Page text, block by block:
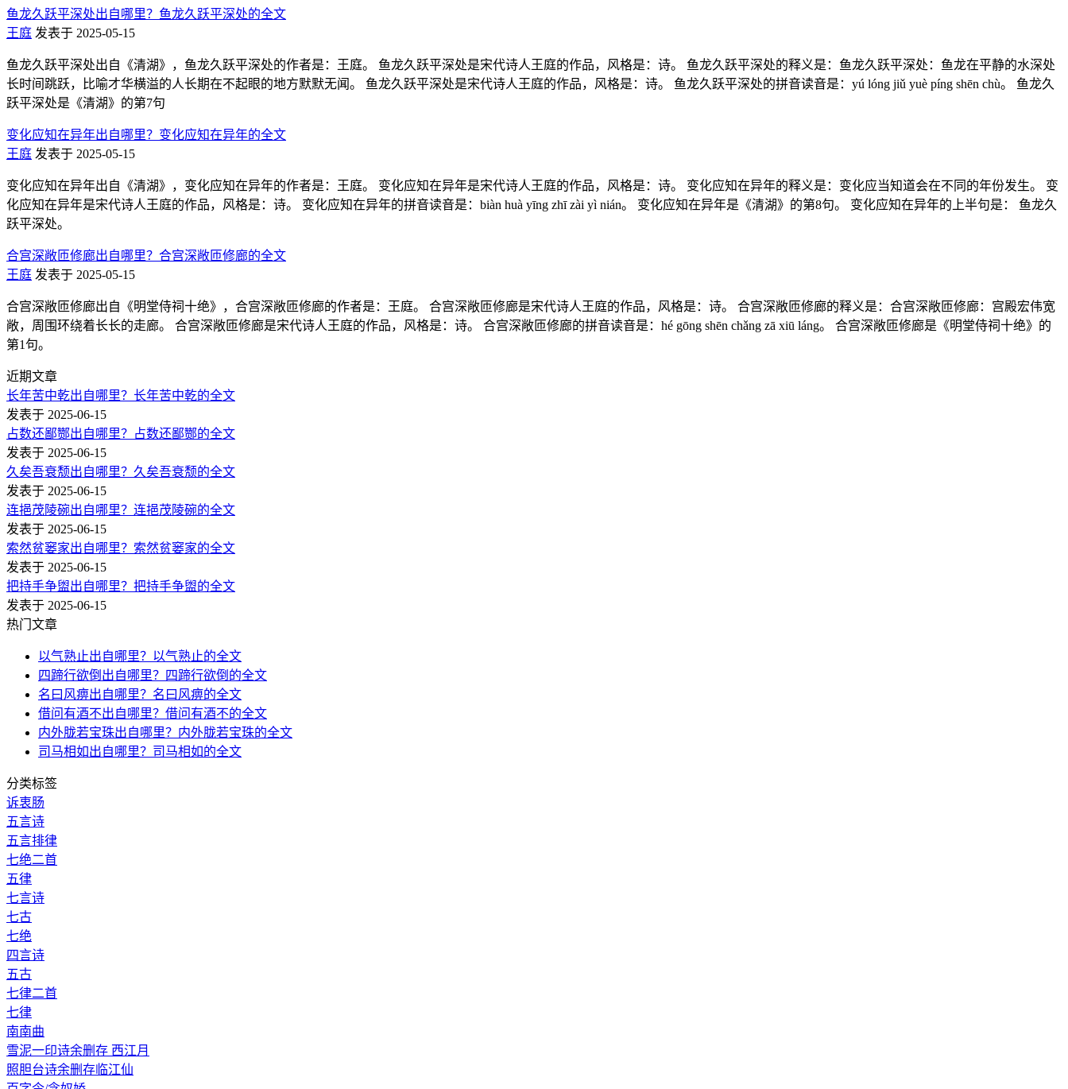
鱼龙久跃平深处出自哪里？鱼龙久跃平深处的全文
王庭 发表于 2025-05-15
鱼龙久跃平深处出自《清湖》，鱼龙久跃平深处的作者是：王庭。 鱼龙久跃平深处是宋代诗人王庭的作品，风格是：诗。 鱼龙久跃平深处的释义是：鱼龙久跃平深处：鱼龙在平静的水深处
长时间跳跃，比喻才华横溢的人长期在不起眼的地方默默无闻。 鱼龙久跃平深处是宋代诗人王庭的作品，风格是：诗。 鱼龙久跃平深处的拼音读音是：yú lóng jiǔ yuè píng shēn chù。 鱼龙久
跃平深处是《清湖》的第7句
变化应知在异年出自哪里？变化应知在异年的全文
王庭 发表于 2025-05-15
变化应知在异年出自《清湖》，变化应知在异年的作者是：王庭。 变化应知在异年是宋代诗人王庭的作品，风格是：诗。 变化应知在异年的释义是：变化应当知道会在不同的年份发生。 变
化应知在异年是宋代诗人王庭的作品，风格是：诗。 变化应知在异年的拼音读音是：biàn huà yīng zhī zài yì nián。 变化应知在异年是《清湖》的第8句。 变化应知在异年的上半句是： 鱼龙久
跃平深处。
合宫深敞匝修廊出自哪里？合宫深敞匝修廊的全文
王庭 发表于 2025-05-15
合宫深敞匝修廊出自《明堂侍祠十绝》，合宫深敞匝修廊的作者是：王庭。 合宫深敞匝修廊是宋代诗人王庭的作品，风格是：诗。 合宫深敞匝修廊的释义是：合宫深敞匝修廊：宫殿宏伟宽
敞，周围环绕着长长的走廊。 合宫深敞匝修廊是宋代诗人王庭的作品，风格是：诗。 合宫深敞匝修廊的拼音读音是：hé gōng shēn chǎng zā xiū láng。 合宫深敞匝修廊是《明堂侍祠十绝》的
第1句。
近期文章
长年苦中乾出自哪里？长年苦中乾的全文
发表于 2025-06-15
占数还鄙酂出自哪里？占数还鄙酂的全文
发表于 2025-06-15
久矣吾衰颓出自哪里？久矣吾衰颓的全文
发表于 2025-06-15
连挹茂陵碗出自哪里？连挹茂陵碗的全文
发表于 2025-06-15
索然贫窭家出自哪里？索然贫窭家的全文
发表于 2025-06-15
把持手争盥出自哪里？把持手争盥的全文
发表于 2025-06-15
热门文章
以气熟止出自哪里？以气熟止的全文
四蹄行欲倒出自哪里？四蹄行欲倒的全文
名曰风痹出自哪里？名曰风痹的全文
借问有酒不出自哪里？借问有酒不的全文
内外胧若宝珠出自哪里？内外胧若宝珠的全文
司马相如出自哪里？司马相如的全文
分类标签
诉衷肠
五言诗
五言排律
七绝二首
五律
七言诗
七古
七绝
四言诗
五古
七律二首
七律
南南曲
雪泥一印诗余删存 西江月
照胆台诗余删存临江仙